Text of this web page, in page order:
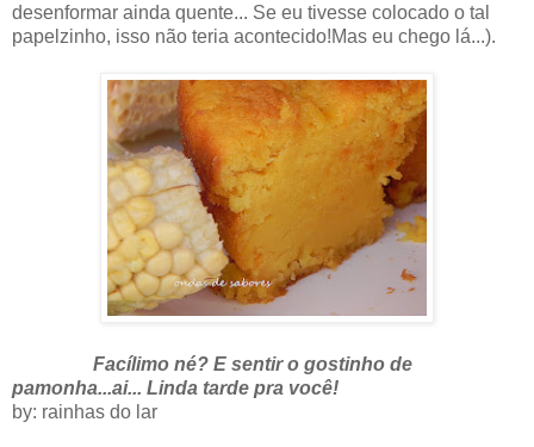
desenformar ainda quente... Se eu tivesse colocado o tal
papelzinho, isso não teria acontecido!Mas eu chego lá...).
Facílimo né? E sentir o gostinho de
pamonha...ai... Linda tarde pra você!
by: rainhas do lar